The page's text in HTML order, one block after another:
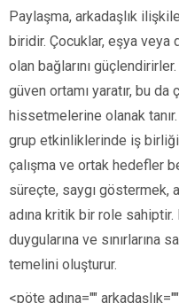
Paylaşma, arkadaşlık
biridir. Çocuklar, eşya veya
olan bağlarını
güven ortamı yaratır, bu da
hissetmelerine olanak
grup etkinliklerinde iş
çalışma ve ortak hedefler
süreçte, saygı göstermek,
adına kritik bir role
duygularına ve sınırlarına
temelini oluşturur.
<pöte adına=""